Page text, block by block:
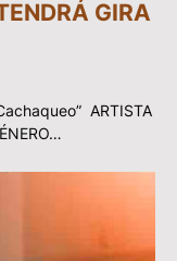
GIRA
ARTISTA